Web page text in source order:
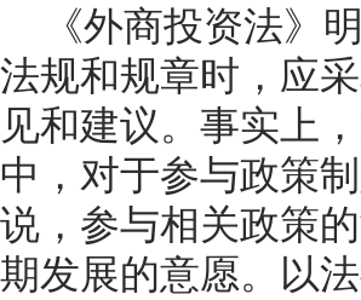
《外商投资法》
法规和规章时，应
见和建议。事实上
中，对于参与政策
说，参与相关政策
期发展的意愿。以